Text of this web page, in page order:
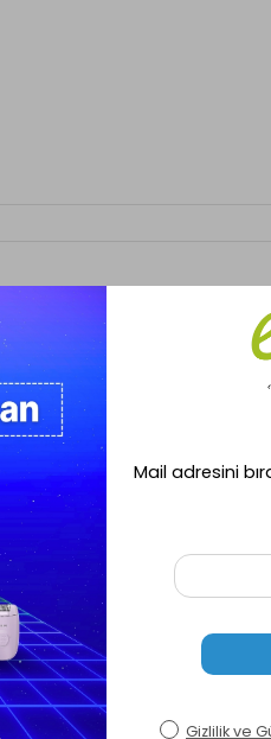
Geri Bildirim
Kumaş Baza
Adet 20X20 Mm Alt Ve 4
Baza Alırken Dikkat Etmeniz
Zamanla Deformasyona Kolayca
Kullanılmaktadır.
Dörder Adet 20×20 Profil
Ve Esneme Dayanımlı